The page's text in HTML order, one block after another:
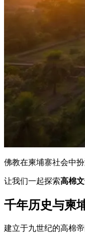
佛教在柬埔寨社会中
让我们一起探索高棉
千年历史与柬
建立于九世纪的高棉